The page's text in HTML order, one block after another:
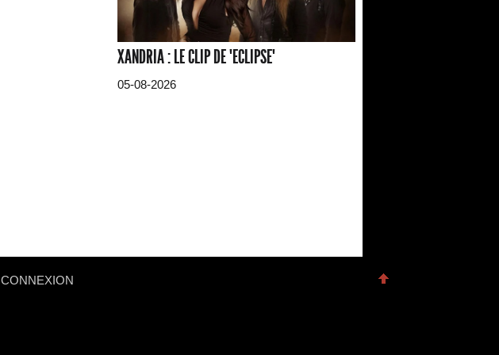
XANDRIA : LE CLIP DE "ECLIPSE"
05-08-2026
CONNEXION